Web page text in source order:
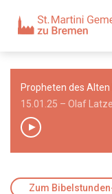
Kalender
Kontakt
Adresse
Team
Propheten des
15.01.25 – Olaf Latzel
Zum